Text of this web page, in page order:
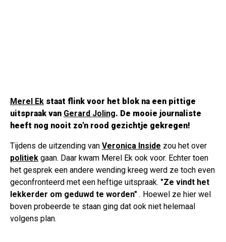
Merel Ek staat flink voor het blok na een pittige
uitspraak van Gerard Joling. De mooie journaliste
heeft nog nooit zo'n rood gezichtje gekregen!
Tijdens de uitzending van Veronica Inside zou het over
politiek gaan. Daar kwam Merel Ek ook voor. Echter toen
het gesprek een andere wending kreeg werd ze toch even
geconfronteerd met een heftige uitspraak. "Ze vindt het
lekkerder om geduwd te worden" . Hoewel ze hier wel
boven probeerde te staan ging dat ook niet helemaal
volgens plan.